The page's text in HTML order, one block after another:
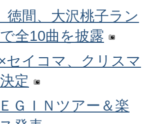
徳間、大沢桃子ラン
全10曲を披露
セイコマ、クリスマ
定
ＧＩＮツアー＆楽